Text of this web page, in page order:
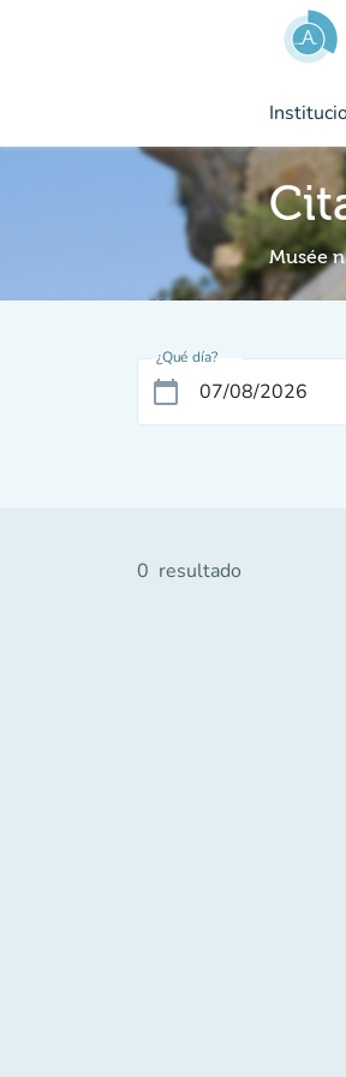
Musée
¿Qué día?
calendar_today
0 resultado